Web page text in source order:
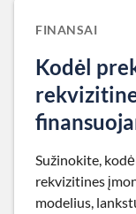
FINANSAI
Kodėl
Sužinokite,
rekvizitines
modelius,